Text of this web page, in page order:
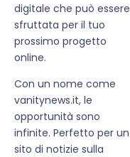
digitale che può essere
sfruttata per il tuo
prossimo progetto
online.
Con un nome come
vanitynews.it, le
opportunità sono
infinite. Perfetto per un
sito di notizie sulla